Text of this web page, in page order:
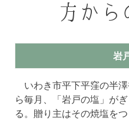
方から
岩
いわき市平下平窪の半
ら毎月、「岩戸の塩」が
る。贈り主はその焼塩を